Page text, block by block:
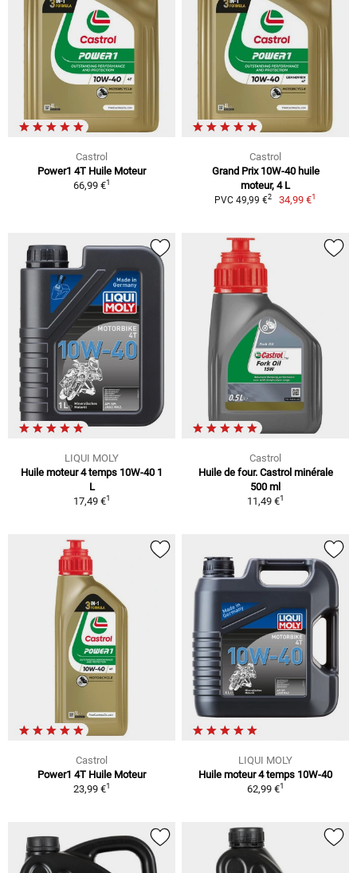
Castrol
Power1 4T Huile Moteur
66,99 €1
Castrol
Grand Prix 10W-40 huile
moteur, 4 L
PVC 49,99 €2 34,99 €1
LIQUI MOLY
Huile moteur 4 temps 10W-40 1
L
17,49 €1
Castrol
Huile de four. Castrol minérale
500 ml
11,49 €1
Castrol
Power1 4T Huile Moteur
23,99 €1
LIQUI MOLY
Huile moteur 4 temps 10W-40
62,99 €1